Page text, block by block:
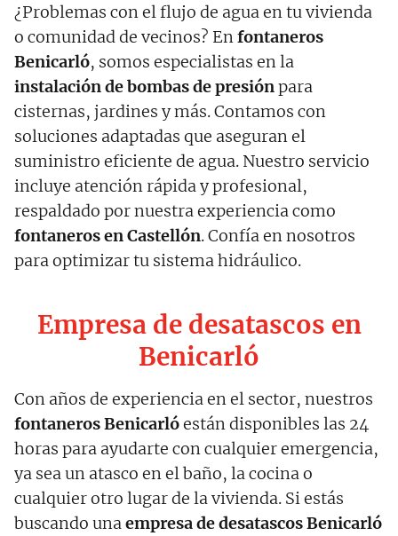
¿Problemas con el flujo de agua en tu vivienda
o comunidad de vecinos? Enfontaneros
Benicarló, somos especialistas en la
instalación de bombas de presiónpara
cisternas, jardines y más. Contamos con
soluciones adaptadas que aseguran el
suministro eficiente de agua. Nuestro servicio
incluye atención rápida y profesional,
respaldado por nuestra experiencia como
fontaneros enCastellón. Confía en nosotros
para optimizar tu sistema hidráulico.
Empresa de desatascos en
Benicarló
Con años de experiencia en el sector, nuestros
fontaneros Benicarlóestán disponibles las 24
horas para ayudarte con cualquier emergencia,
ya sea un atasco en el baño, la cocina o
cualquier otro lugar de la vivienda. Si estás
buscando unaempresa de desatascos Benicarló